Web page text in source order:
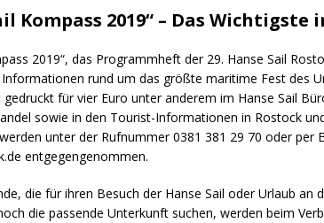
Kompass 2019“ – Das
2019“, das Programmheft der 29. Hanse Sail
rund um das größte maritime Fest des
gedruckt für vier Euro unter anderem im Hanse Sail
sowie in den Tourist-Informationen in Rostock
unter der Rufnummer 0381 381 29 70 oder per
entgegengenommen.
die für ihren Besuch der Hanse Sail oder Urlaub an
die passende Unterkunft suchen, werden beim